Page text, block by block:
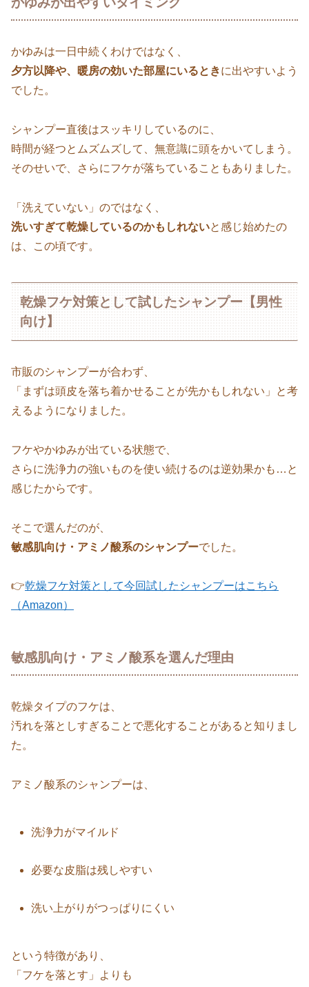
かゆみは一日中続くわけではなく、
夕方以降や、暖房の効いた部屋にいるときに出やすいよう
でした。
シャンプー直後はスッキリしているのに、
時間が経つとムズムズして、無意識に頭をかいてしまう。
そのせいで、さらにフケが落ちていることもありました。
「洗えていない」のではなく、
洗いすぎて乾燥しているのかもしれないと感じ始めたの
は、この頃です。
乾燥フケ対策として試したシャンプー【男性
向け】
市販のシャンプーが合わず、
「まずは頭皮を落ち着かせることが先かもしれない」と考
えるようになりました。
フケやかゆみが出ている状態で、
さらに洗浄力の強いものを使い続けるのは逆効果かも…と
感じたからです。
そこで選んだのが、
敏感肌向け・アミノ酸系のシャンプーでした。
👉乾燥フケ対策として今回試したシャンプーはこちら
（Amazon）
敏感肌向け・アミノ酸系を選んだ理由
乾燥タイプのフケは、
汚れを落としすぎることで悪化することがあると知りまし
た。
アミノ酸系のシャンプーは、
洗浄力がマイルド
必要な皮脂は残しやすい
洗い上がりがつっぱりにくい
という特徴があり、
「フケを落とす」よりも